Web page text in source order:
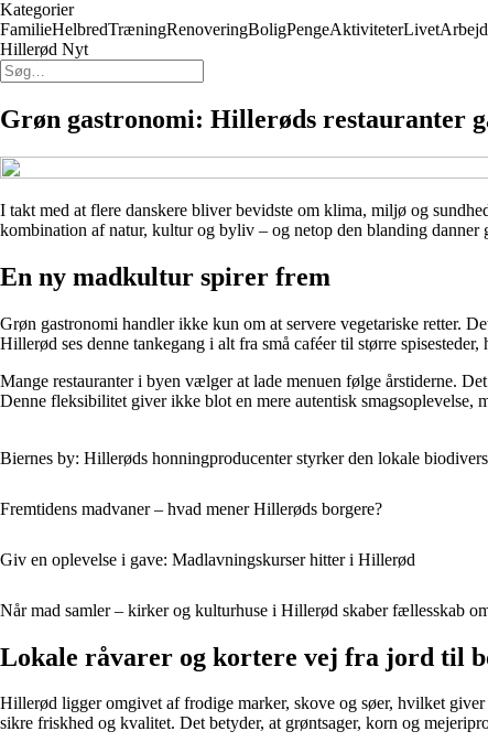
Kategorier
FamilieHelbredTræningRenoveringBoligPengeAktiviteterLivet
Hillerød Nyt
Grøn gastronomi: Hillerøds restauranter
I takt med at flere danskere bliver bevidste om klima, miljø og
kombination af natur, kultur og byliv – og netop den blanding
En ny madkultur spirer frem
Grøn gastronomi handler ikke kun om at servere vegetariske retter.
Hillerød ses denne tankegang i alt fra små caféer til større
Mange restauranter i byen vælger at lade menuen følge årstiderne.
Denne fleksibilitet giver ikke blot en mere autentisk smagsoplevelse,
Biernes by: Hillerøds honningproducenter styrker den lokale
Fremtidens madvaner – hvad mener Hillerøds borgere?
Giv en oplevelse i gave: Madlavningskurser hitter i Hillerød
Når mad samler – kirker og kulturhuse i Hillerød skaber fællesskab
Lokale råvarer og kortere vej fra jord til
Hillerød ligger omgivet af frodige marker, skove og søer, hvilket
sikre friskhed og kvalitet. Det betyder, at grøntsager, korn og